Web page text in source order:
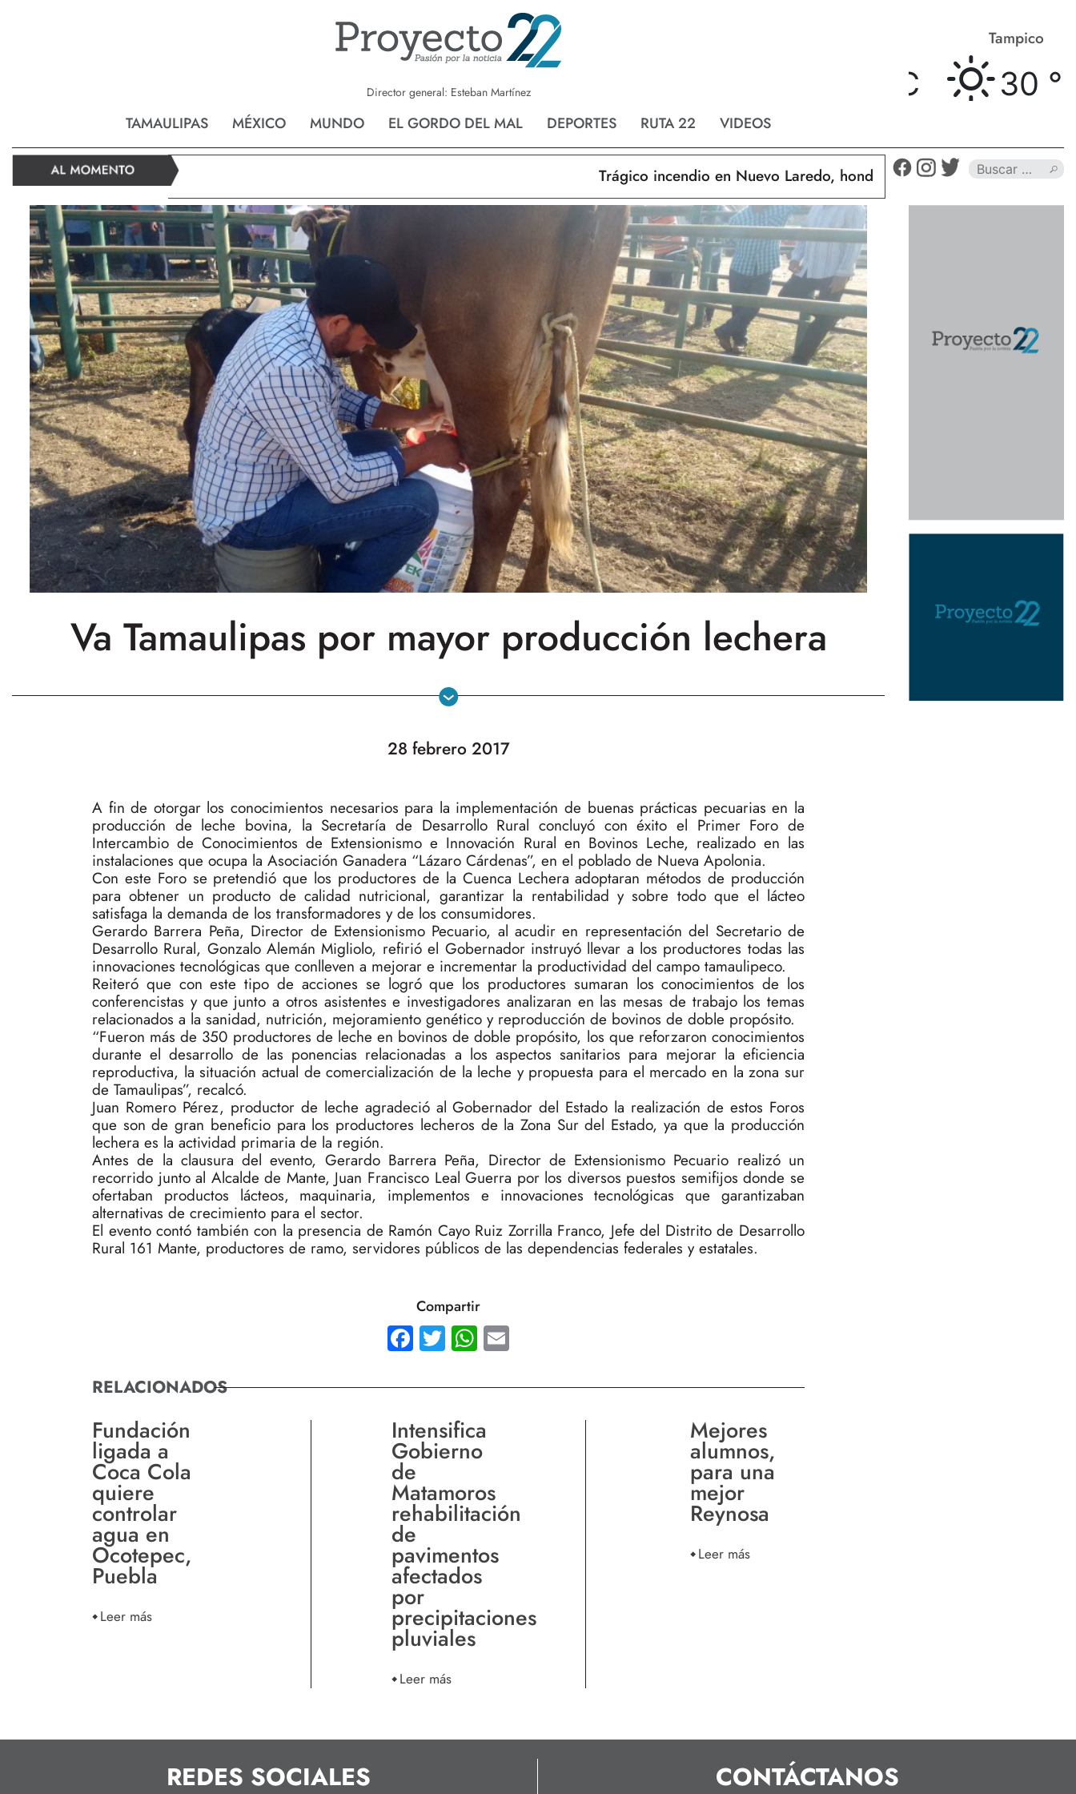
Director general: Esteban Martínez
TAMAULIPAS MÉXICO MUNDO EL GORDO DEL MAL DEPORTES RUTA 22 VIDEOS
Reynosa Nvo. Laredo Tampico
30 °C
Trágico incendio en Nuevo Laredo, hondureño muere calcinado
Va Tamaulipas por mayor producción lechera
28 febrero 2017
A fin de otorgar los conocimientos necesarios para la implementación de buenas prácticas pecuarias en la
producción de leche bovina, la Secretaría de Desarrollo Rural concluyó con éxito el Primer Foro de
Intercambio de Conocimientos de Extensionismo e Innovación Rural en Bovinos Leche, realizado en las
instalaciones que ocupa la Asociación Ganadera “Lázaro Cárdenas”, en el poblado de Nueva Apolonia.
Con este Foro se pretendió que los productores de la Cuenca Lechera adoptaran métodos de producción
para obtener un producto de calidad nutricional, garantizar la rentabilidad y sobre todo que el lácteo
satisfaga la demanda de los transformadores y de los consumidores.
Gerardo Barrera Peña, Director de Extensionismo Pecuario, al acudir en representación del Secretario de
Desarrollo Rural, Gonzalo Alemán Migliolo, refirió el Gobernador instruyó llevar a los productores todas las
innovaciones tecnológicas que conlleven a mejorar e incrementar la productividad del campo tamaulipeco.
Reiteró que con este tipo de acciones se logró que los productores sumaran los conocimientos de los
conferencistas y que junto a otros asistentes e investigadores analizaran en las mesas de trabajo los temas
relacionados a la sanidad, nutrición, mejoramiento genético y reproducción de bovinos de doble propósito.
“Fueron más de 350 productores de leche en bovinos de doble propósito, los que reforzaron conocimientos
durante el desarrollo de las ponencias relacionadas a los aspectos sanitarios para mejorar la eficiencia
reproductiva, la situación actual de comercialización de la leche y propuesta para el mercado en la zona sur
de Tamaulipas”, recalcó.
Juan Romero Pérez, productor de leche agradeció al Gobernador del Estado la realización de estos Foros
que son de gran beneficio para los productores lecheros de la Zona Sur del Estado, ya que la producción
lechera es la actividad primaria de la región.
Antes de la clausura del evento, Gerardo Barrera Peña, Director de Extensionismo Pecuario realizó un
recorrido junto al Alcalde de Mante, Juan Francisco Leal Guerra por los diversos puestos semifijos donde se
ofertaban productos lácteos, maquinaria, implementos e innovaciones tecnológicas que garantizaban
alternativas de crecimiento para el sector.
El evento contó también con la presencia de Ramón Cayo Ruiz Zorrilla Franco, Jefe del Distrito de Desarrollo
Rural 161 Mante, productores de ramo, servidores públicos de las dependencias federales y estatales.
Compartir
Facebook
TwitterWhatsApp
RELACIONADOS
Fundación
ligada a
Coca Cola
quiere
controlar
agua en
Ocotepec,
Puebla
Leer más
Intensifica
Gobierno
de
Matamoros
rehabilitación
de
pavimentos
afectados
por
precipitaciones
pluviales
Leer más
Mejores
alumnos,
para una
mejor
Reynosa
Leer más
REDES SOCIALES CONTÁCTANOS